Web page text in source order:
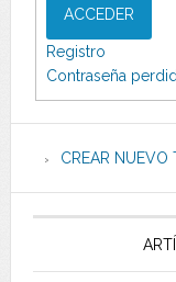
ACCEDER
Registro
Contraseña
CREAR NUEVO